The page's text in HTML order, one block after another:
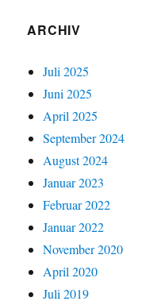
ARCHIV
Juli 2025
Juni 2025
April 2025
September 2024
August 2024
Januar 2023
Februar 2022
Januar 2022
November 2020
April 2020
Juli 2019